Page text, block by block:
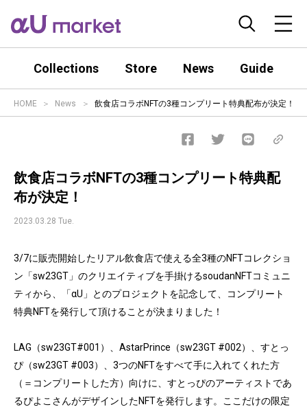
Collections Store News Guide
HOME News 飲食店コラボNFTの3種コンプリート特典配布が決定！
飲食店コラボNFTの3種コンプリート特典配
布が決定！
2023.03.28 Tue.
3/7に販売開始したリアル飲食店で使える全3種のNFTコレクショ
ン「sw23GT」のクリエイティブを手掛けるsoudanNFTコミュニ
ティから、「αU」とのプロジェクトを記念して、コンプリート
特典NFTを発行して頂けることが決まりました！
LAG（sw23GT#001）、AstarPrince（sw23GT #002）、すとっ
ぴ（sw23GT #003）、3つのNFTをすべて手に入れてくれた方
（＝コンプリートした方）向けに、すとっぴのアーティストであ
るぴよこさんがデザインしたNFTを発行します。ここだけの限定